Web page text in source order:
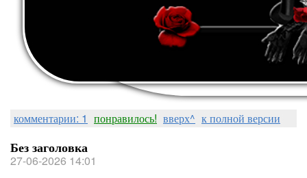
комментарии: 1 понравилось! вверх^ к полной версии
Без заголовка
27-06-2026 14:01